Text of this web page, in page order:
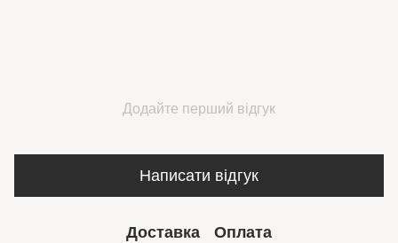
Додайте перший відгук
Написати відгук
Доставка Оплата